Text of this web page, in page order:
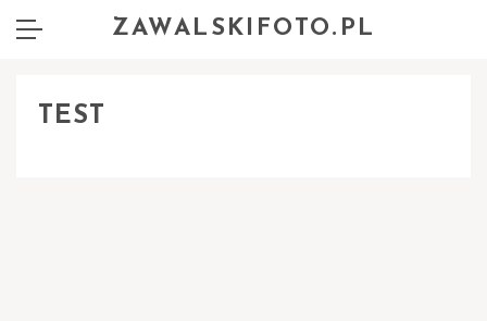
ZAWALSKIFOTO.PL
TEST